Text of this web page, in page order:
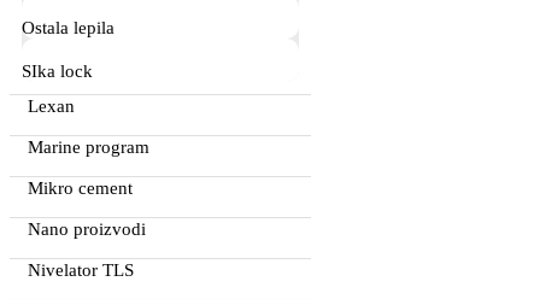
Ostala lepila
SIka lock
Lexan
Marine program
Mikro cement
Nano proizvodi
Nivelator TLS